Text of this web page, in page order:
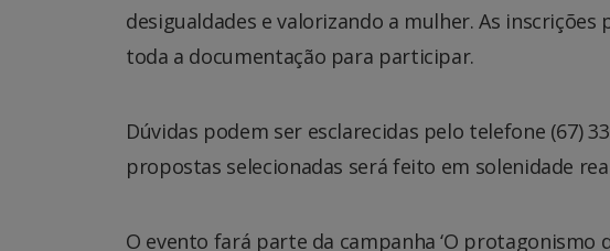
desigualdades e valorizando a mulher. As
toda a documentação para participar.
Dúvidas podem ser esclarecidas pelo telefone (67)
propostas selecionadas será feito em solenidade
O evento fará parte da campanha ‘O